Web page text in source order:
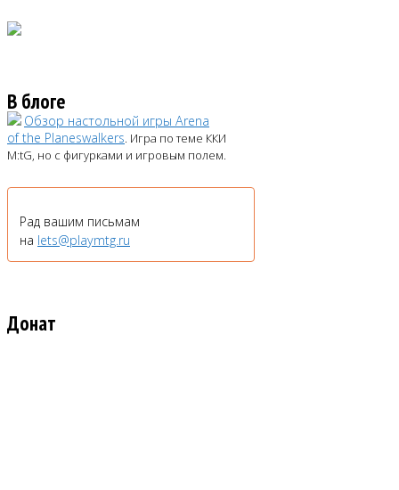
В блоге
Обзор настольной игры Arena
of the Planeswalkers. Игра по теме ККИ
M:tG, но с фигурками и игровым полем.
Рад вашим письмам
на lets@playmtg.ru
Донат